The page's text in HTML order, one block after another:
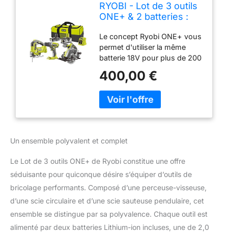
RYOBI - Lot de 3 outils
ONE+ & 2 batteries :
40Nm + Scie circulaire
(lame 150 mm)+ Scie
sauteuse pendulaire +
1 batterie 2,0 Ah + 1
batterie 4,0 Ah + 1
chargeur
Le concept Ryobi ONE+ vous
permet d'utiliser la même
batterie 18V pour plus de 200
jardinage et bien plus encore.
Ce produit fait partie du
concept ONE+ et vous
permet de compléter votre
gamme à votre rythme et à
équipant selon vos besoins
chargeur). Ryobi, conçu pour
en faire plus ! [Perceuse]
Mandrin 10 mm autoserrant
et 22 positions de couple :
effectuez n'importe quel
perçage, même de gros
diamètre avec le mandrin
400,00 €
Un ensemble polyvalent et complet
Le Lot de 3 outils ONE+ de Ryobi constitue une offre
séduisante pour quiconque désire s’équiper d’outils de
bricolage performants. Composé d’une perceuse-visseuse,
d’une scie circulaire et d’une scie sauteuse pendulaire, cet
ensemble se distingue par sa polyvalence. Chaque outil est
alimenté par deux batteries Lithium-ion incluses, une de 2,0